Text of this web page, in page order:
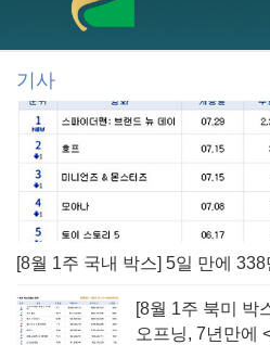
기사
[8월 1주 북미 박
오프닝, 7년만에